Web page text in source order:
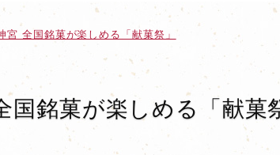
宮 全国銘菓が楽しめる「献菓祭」
国銘菓が楽しめる「献菓